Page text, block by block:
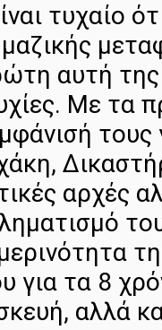
τυχαίο
αυτή της
Με τα
τους
αρχές
για τα 8
αλλά